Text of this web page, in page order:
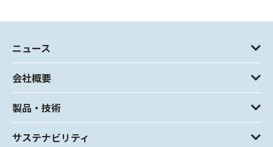
ニュース
会社概要
製品・技術
サステナビリティ